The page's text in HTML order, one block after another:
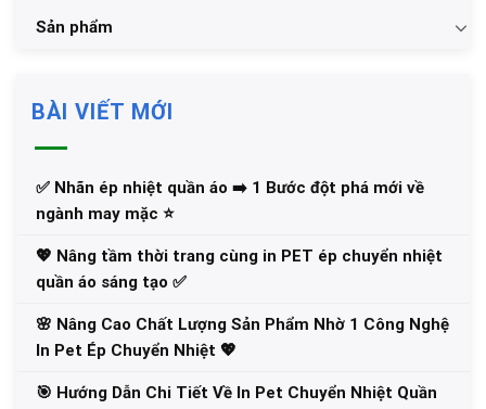
Sản phẩm
BÀI VIẾT MỚI
✅‪ Nhãn ép nhiệt quần áo ➡️ 1 Bước đột phá mới về
ngành may mặc ⭐️
💖 Nâng tầm thời trang cùng in PET ép chuyển nhiệt
quần áo sáng tạo ✅
🌸 Nâng Cao Chất Lượng Sản Phẩm Nhờ 1 Công Nghệ
In Pet Ép Chuyển Nhiệt 💖
🎯 Hướng Dẫn Chi Tiết Về In Pet Chuyển Nhiệt Quần